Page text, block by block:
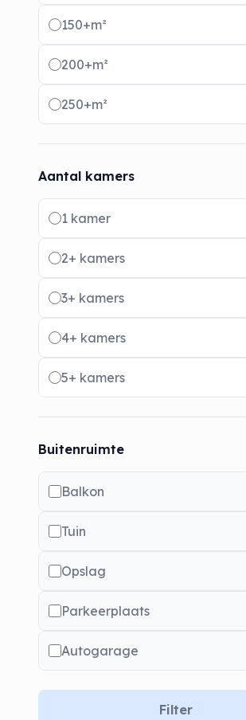
150+m²
200+m²
250+m²
Aantal kamers
Radio buttons
1 kamer
2+ kamers
3+ kamers
4+ kamers
5+ kamers
Buitenruimte
Balkon
Tuin
Opslag
Parkeerplaats
Autogarage
Filter